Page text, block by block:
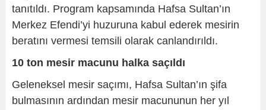
tanıtıldı. Program kapsamında Hafsa Sultan’ın
Merkez Efendi’yi huzuruna kabul ederek mesirin
beratını vermesi temsili olarak canlandırıldı.
10 ton mesir macunu halka saçıldı
Geleneksel mesir saçımı, Hafsa Sultan’ın şifa
bulmasının ardından mesir macununun her yıl